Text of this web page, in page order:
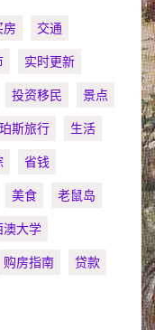
房
交通
实时更新
投资移民
景点
珀斯旅行
生活
省钱
美食
老鼠岛
澳大学
购房指南
贷款